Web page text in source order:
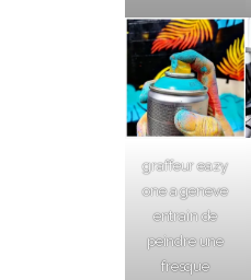
graffeur eazy
one a geneve
entrain de
peindre une
fresque